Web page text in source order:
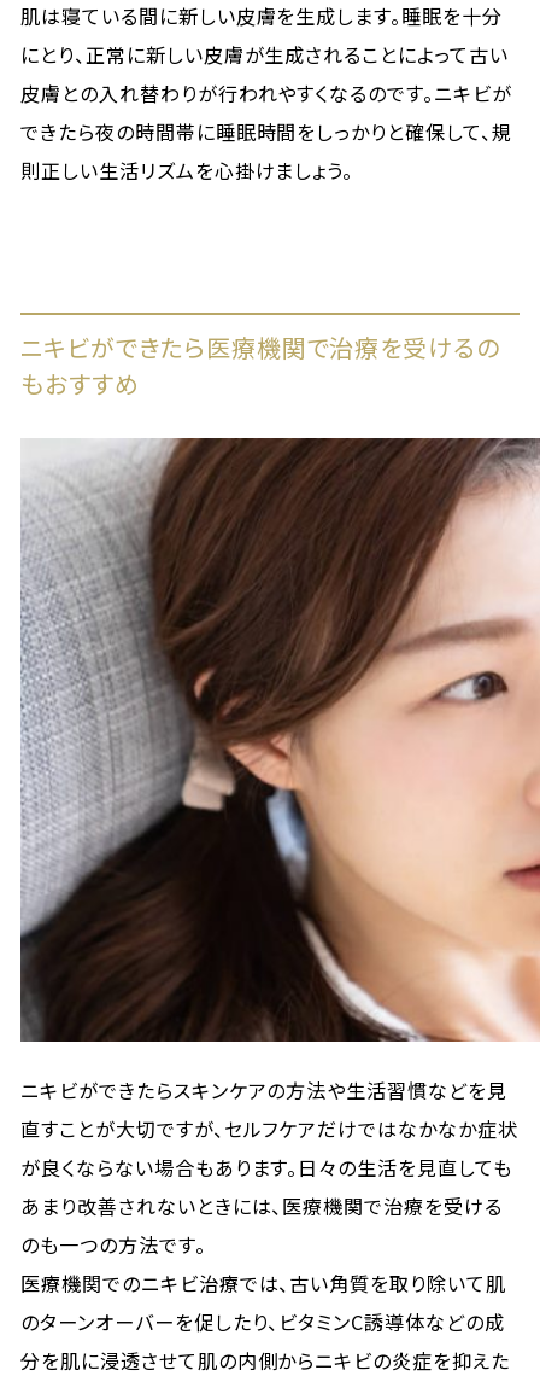
肌は寝ている間に新しい皮膚を生成します。睡眠を十分
にとり、正常に新しい皮膚が生成されることによって古い
皮膚との入れ替わりが行われやすくなるのです。ニキビが
できたら夜の時間帯に睡眠時間をしっかりと確保して、規
則正しい生活リズムを心掛けましょう。
ニキビができたら医療機関で治療を受けるの
もおすすめ
ニキビができたらスキンケアの方法や生活習慣などを見
直すことが大切ですが、セルフケアだけではなかなか症状
が良くならない場合もあります。日々の生活を見直しても
あまり改善されないときには、医療機関で治療を受ける
のも一つの方法です。
医療機関でのニキビ治療では、古い角質を取り除いて肌
のターンオーバーを促したり、ビタミンC誘導体などの成
分を肌に浸透させて肌の内側からニキビの炎症を抑えた